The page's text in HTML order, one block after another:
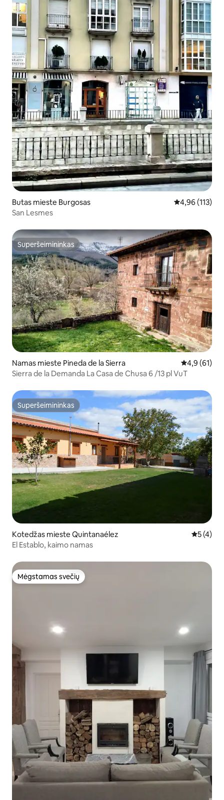
Butas mieste Burgosas Vidutinis
4,96 (113)
San Lesmes
Superšeimininkas
Superšeimininkas
Namas mieste Pineda de la Sierra Vidutinis
4,9 (61)
Sierra de la Demanda La Casa de Chusa 6 /13 pl VuT
Superšeimininkas
Superšeimininkas
Kotedžas mieste Quintanaélez Vidutinis
5 (4)
El Establo, kaimo namas
Mėgstamas svečių
Mėgstamas svečių